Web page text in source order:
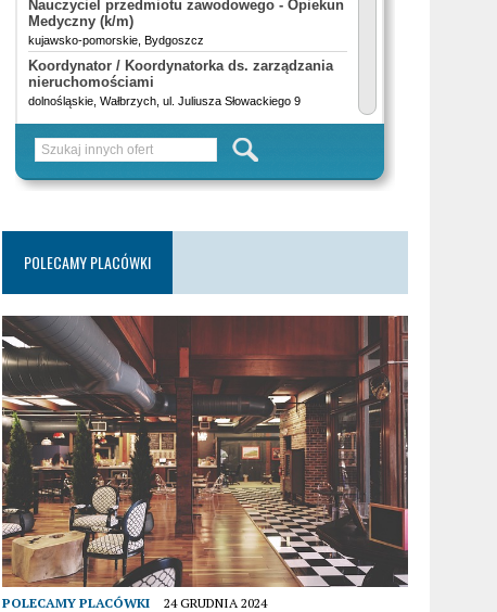
POLECAMY PLACÓWKI
POLECAMY PLACÓWKI 24 GRUDNIA 2024